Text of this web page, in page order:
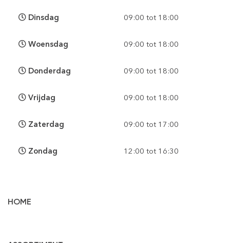
HOME
Dinsdag 09:00 tot 18:00
Woensdag 09:00 tot 18:00
Donderdag 09:00 tot 18:00
Vrijdag 09:00 tot 18:00
Zaterdag 09:00 tot 17:00
Zondag 12:00 tot 16:30